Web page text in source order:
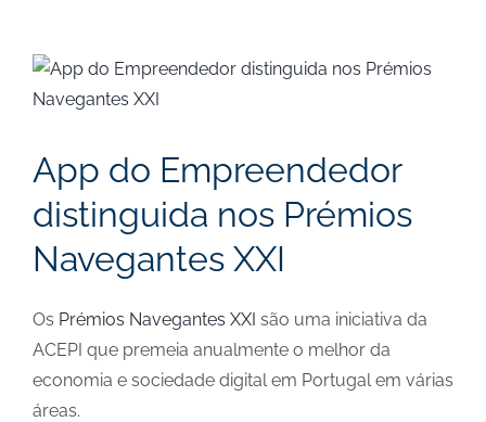
View
Larger
App do Empreendedor
distinguida nos Prémios
Navegantes XXI
Os Prémios Navegantes XXI são uma iniciativa da
ACEPI que premeia anualmente o melhor da
economia e sociedade digital em Portugal em várias
áreas.